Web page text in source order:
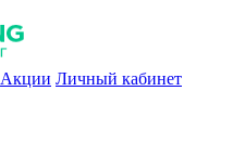
Акции Личный кабинет